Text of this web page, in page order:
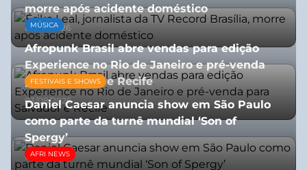
morre após acidente doméstico
08/07/2026
MÚSICA
Afropunk Brasil abre vendas para edição
Experience no Rio de Janeiro e pré-venda
para Salvador e Recife
03/08/2026
FESTIVAIS E SHOWS
Daniel Caesar anuncia show em São Paulo
como parte da turnê mundial ‘Son of
Spergy’
05/08/2026
AFRI NEWS